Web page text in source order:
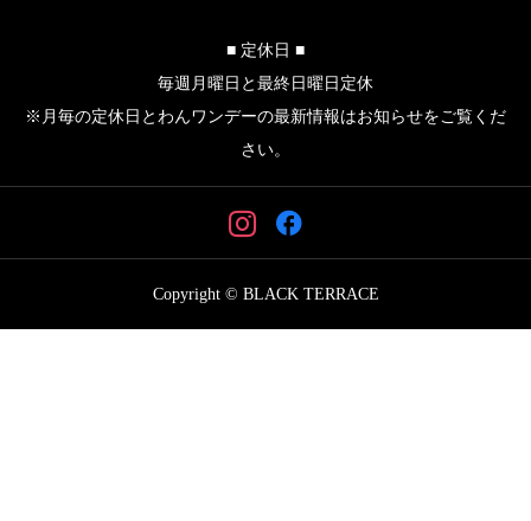
■ 定休日 ■
毎週月曜日と最終日曜日定休
※月毎の定休日とわんワンデーの最新情報はお知らせをご覧くだ
さい。
Copyright © BLACK TERRACE